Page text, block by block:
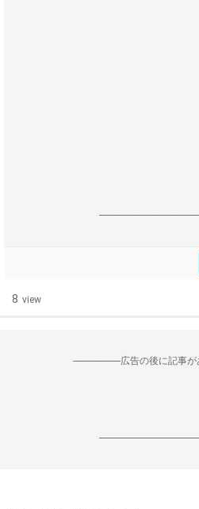
8 view
--------------------広告の後に記事が